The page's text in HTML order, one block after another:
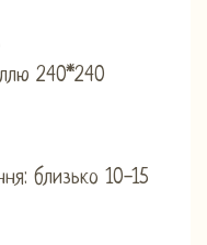
240*240
близько 10-15